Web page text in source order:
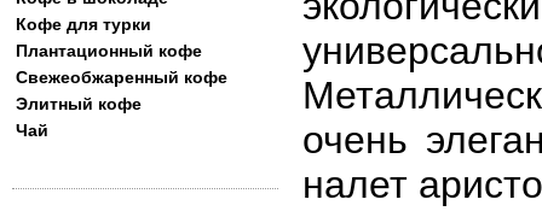
Кофе для турки
Плантационный кофе
Свежеобжаренный кофе
Элитный кофе
Чай
очень
налет